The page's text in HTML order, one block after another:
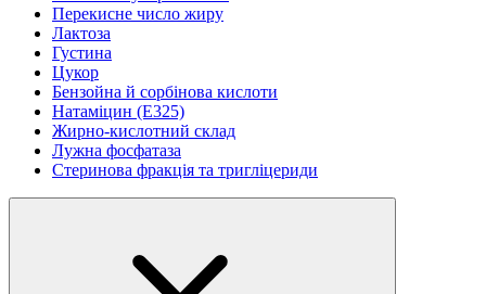
Перекисне число жиру
Лактоза
Густина
Цукор
Бензойна й сорбінова кислоти
Натаміцин (Е325)
Жирно-кислотний склад
Лужна фосфатаза
Стеринова фракція та тригліцериди